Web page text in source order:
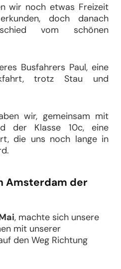
wir noch etwas Freizeit
doch danach
vom schönen
Busfahrers Paul, eine
trotz Stau und
wir, gemeinsam mit
der Klasse 10c, eine
die uns noch lange in
Amsterdam der
, machte sich unsere
mit unserer
den Weg Richtung